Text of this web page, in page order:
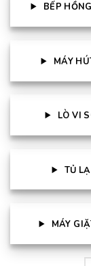
BẾP
MÁY
LÒ VI
TỦ
MÁY